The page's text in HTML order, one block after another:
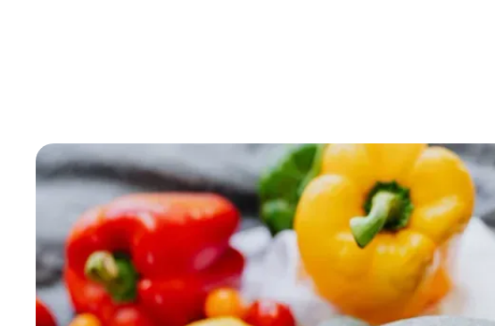
« Il est important de suivre des règles hygiéno-
diététicienne en gériatrie, en milieu hospitalier. Cet
sur le mois. Il faut juste savoir réguler et ajuster au fil
légumes, de protéines ou encore de produits laitiers. «
car cela peut contribuer à une meilleure assimilation